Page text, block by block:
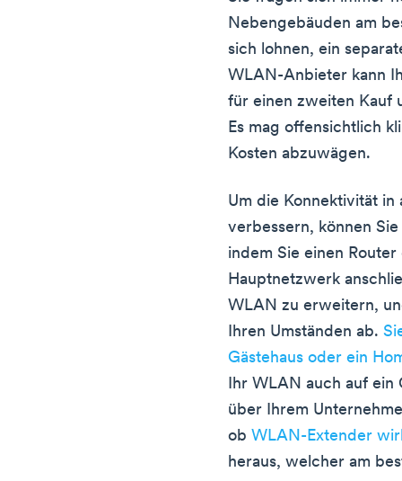
Nebengebäuden am
sich lohnen, ein
WLAN-Anbieter kann
für einen zweiten Kauf
Es mag offensichtlich
Kosten abzuwägen.
Um die Konnektivität
verbessern, können
indem Sie einen
Hauptnetzwerk
WLAN zu erweitern,
Ihren Umständen ab.
Gästehaus oder ein
Ihr WLAN auch auf ein
über Ihrem
obWLAN-Extender
heraus, welcher am